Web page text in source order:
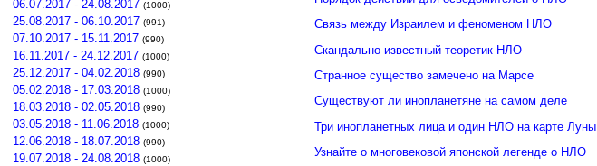
06.07.2017 - 24.08.2017 (1000)
25.08.2017 - 06.10.2017 (991)
07.10.2017 - 15.11.2017 (990)
16.11.2017 - 24.12.2017 (1000)
25.12.2017 - 04.02.2018 (990)
05.02.2018 - 17.03.2018 (1000)
18.03.2018 - 02.05.2018 (990)
03.05.2018 - 11.06.2018 (1000)
12.06.2018 - 18.07.2018 (990)
19.07.2018 - 24.08.2018 (1000)
Связь между Израилем и феноменом НЛО
Скандально известный теоретик НЛО
Странное существо замечено на Марсе
Существуют ли инопланетяне на самом деле
Три инопланетных лица и один НЛО на карте Луны
Узнайте о многовековой японской легенде о НЛО